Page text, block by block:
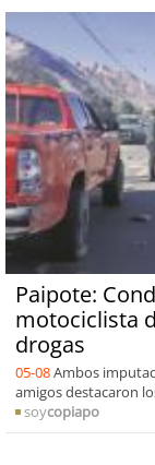
Paipote:
motociclista
drogas
05-08Ambos
amigos destacaron
soycopiapo